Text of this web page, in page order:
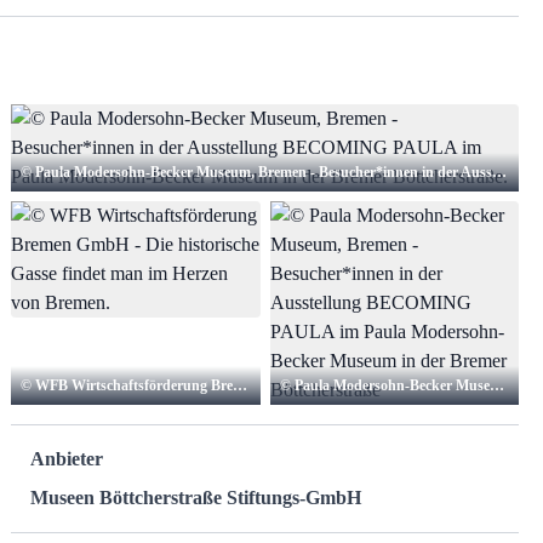
© Paula Modersohn-Becker Museum, Bremen - Besucher*innen in der Ausstellung BECOMING PAULA im Paula Modersohn-Becker Museum in der Bremer Böttcherstraße.
© WFB Wirtschaftsförderung Bremen GmbH - Die historische Gasse findet man im Herzen von Bremen. © Paula Modersohn-Becker Museum, Bremen - Besucher*innen in der Ausstellung BECOMING PAULA im Paula Modersohn-Becker Museum in der Bremer Böttcherstraße
Anbieter
Museen Böttcherstraße Stiftungs-GmbH